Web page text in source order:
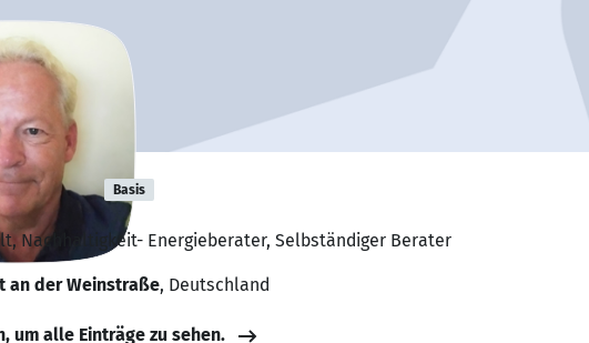
Quadt Basis
Nachhaltigkeit- Energieberater, Selbständiger Berater
an der Weinstraße, Deutschland
um alle Einträge zu sehen.